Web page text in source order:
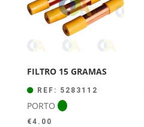
FILTRO 15 GRAMAS
REF: 5283112
PORTO
€4.00